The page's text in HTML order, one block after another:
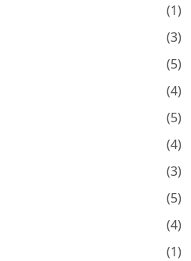
(1)
(3)
(5)
(4)
(5)
(4)
(3)
(5)
(4)
(1)